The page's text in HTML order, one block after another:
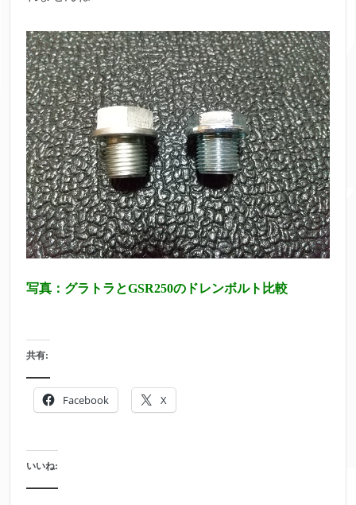
写真：グラトラとGSR250のドレンボルト比較
共有:
Facebook X
いいね: